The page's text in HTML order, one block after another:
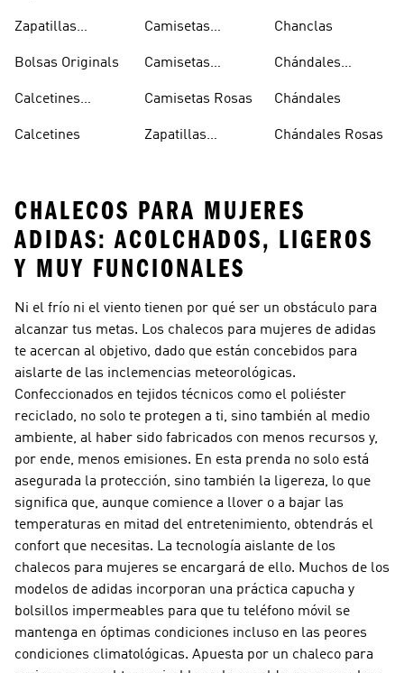
Zapatillas
Blancas
Bolsas Originals
Calcetines
Blancos
Calcetines
Camisetas
Camisetas
Camisetas Rosas
Zapatillas
Chanclas
Chándales
Chándales
Chándales Rosas
CHALECOS PARA MUJERES
ADIDAS: ACOLCHADOS, LIGEROS
Y MUY FUNCIONALES
Ni el frío ni el viento tienen por qué ser un obstáculo para
alcanzar tus metas. Los chalecos para mujeres de adidas
te acercan al objetivo, dado que están concebidos para
aislarte de las inclemencias meteorológicas.
Confeccionados en tejidos técnicos como el poliéster
reciclado, no solo te protegen a ti, sino también al medio
ambiente, al haber sido fabricados con menos recursos y,
por ende, menos emisiones. En esta prenda no solo está
asegurada la protección, sino también la ligereza, lo que
significa que, aunque comience a llover o a bajar las
temperaturas en mitad del entretenimiento, obtendrás el
confort que necesitas. La tecnología aislante de los
chalecos para mujeres se encargará de ello. Muchos de los
modelos de adidas incorporan una práctica capucha y
bolsillos impermeables para que tu teléfono móvil se
mantenga en óptimas condiciones incluso en las peores
condiciones climatológicas. Apuesta por un chaleco para